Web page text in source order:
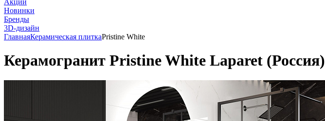
Акции
Новинки
Бренды
3D-дизайн
ГлавнаяКерамическая плиткаPristine White
Керамогранит Pristine White Laparet (Россия)